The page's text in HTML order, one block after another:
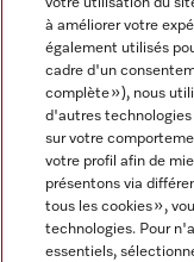
Informations légales
Miele sur Instagram
Miele sur
à améliorer votre
également utilisés
cadre d'un
complète »), nous
d'autres
sur votre
votre profil afin de
présentons via
tous les cookies »,
technologies. Pour
essentiels,